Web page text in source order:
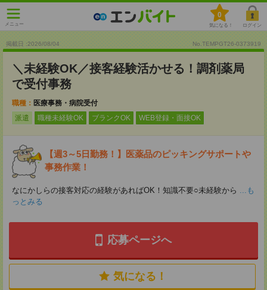
メニュー
0
気になる！ ログイン
掲載日 :2026/08/04 No.TEMPGT26-0373919
＼未経験OK／接客経験活かせる！調剤薬局
で受付事務
職種： 医療事務・病院受付
派遣
職種未経験OK ブランクOK WEB登録・面接OK
【週3～5日勤務！】医薬品のピッキングサポートや
事務作業！
なにかしらの接客対応の経験があればOK！知識不要○未経験から ...も
っとみる
応募ページへ
気になる！